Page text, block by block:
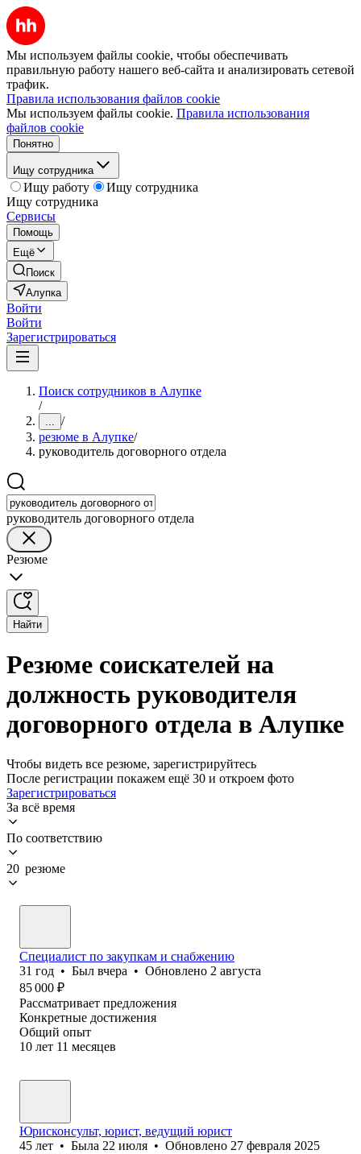
Мы используем файлы cookie, чтобы обеспечивать
правильную работу нашего веб-сайта и анализировать сетевой
трафик.
Правила использования файлов cookie
Мы используем файлы cookie. Правила использования
файлов cookie
Понятно
Ищу сотрудника
Ищу работу
Ищу сотрудника
Ищу сотрудника
Сервисы
Помощь
Ещё
Поиск
Алупка
Войти
Войти
Зарегистрироваться
Поиск сотрудников в Алупке
/
... /
резюме в Алупке/
руководитель договорного отдела
руководитель договорного отдела
Резюме
Найти
Резюме соискателей на
должность руководителя
договорного отдела в Алупке
Чтобы видеть все резюме, зарегистрируйтесь
После регистрации покажем ещё 30 и откроем фото
Зарегистрироваться
За всё время
По соответствию
20 резюме
Специалист по закупкам и снабжению
31 год • Был вчера • Обновлено 2 августа
85 000 ₽
Рассматривает предложения
Конкретные достижения
Общий опыт
10 лет 11 месяцев
Юрисконсульт, юрист, ведущий юрист
45 лет • Была 22 июля • Обновлено 27 февраля 2025